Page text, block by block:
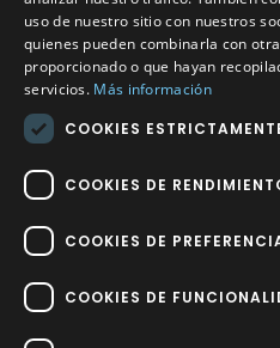
Teléfono957 04 96 57
Emailinfo@factory-sport.es
HORARIO COMERCIAL
Lunes a viernes
10:00 a 14:00 / 18:00 a 21:00
uso de nuestro sitio con nuestros
quienes pueden combinarla con
proporcionado o que hayan
servicios. Más información
COOKIES
COOKIES DE
COOKIES DE
COOKIES DE